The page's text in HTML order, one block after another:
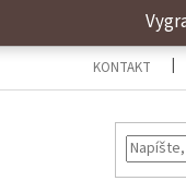
KONTAKT